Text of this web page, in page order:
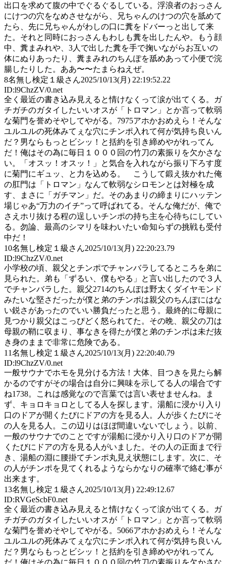
出口を求めて腹の中でぐるぐるしている。浮浪者のおっさん
にけつの穴をなめさせながら、兄ちゃんのけつの穴を舐めて
たら、先に兄ちゃんがわしの口に糞をドバーっと出して来
た。それと同時におっさんもわしも糞を出したんや。もう顔
中、糞まみれや、3人で出した糞を手で掬いながらお互いの
体にぬりあったり、糞まみれのちんぽを舐めあって小便で浣
腸したりした。ああ〜〜たまらねえぜ。
8名無し検定１級さん2025/10/13(月) 22:19:52.22
ID:l9ChzZV/0.net
全く最近の書き込み見えると情けなくって涙が出てくる。ガ
チガチのガタイしたいいオスが「トロマン」とか言って軟弱
な菊門を誉めそやしてやがる。7975アホかおめえら！そんな
ユルユルの死体みてぇな穴にチンポ入れて何が気持ち良いん
だ？男ならもっとビシッ！と括約を引き締めやがれってん
だ！俺はその為に毎日１０００回の竹刀の素振りを欠かさな
い。「オスッ！オスッ！」と気合を入れながら振り下ろす度
に菊門にギュッ、と力を込める。 こうして鍛え抜かれた俺
の肛門は「トロマン」なんて軟弱なシロモンとは対極を成
す、まさに「ガチマン」だ。そのあまりの締まりにハッテン
場じゃあ“万力のイチ”って呼ばれてる。そんな俺だが、俺で
さえホリ抜ける程の逞しいチンポの持ち主を心待ちにしてい
る。勿論、最高のシマリを味わいたい命知らずの挑戦も受付
中だ！
10名無し検定１級さん2025/10/13(月) 22:20:23.79
ID:l9ChzZV/0.net
小学校の頃、親父とチンポでチャンバラしてるところを弟に
見られた。弟も「ずるい、僕もやる」と言い出したので３人
でチャンバラした。親父2714のちんぽは野太くダイヤモンド
みたいな堅さだったが僕と弟のチンポは親父のちんぽにはな
い鋭さがあったのでいい勝負だったと思う。最終的に母親に
見つかり親父はこっぴどく怒られてた。その晩、親父の刀は
母親の鞘に収まり、事なきを得たが僕と弟のチンポは未だ抜
き身のままで非常に危険である。
11名無し検定１級さん2025/10/13(月) 22:20:40.79
ID:l9ChzZV/0.net
一般サウナでホモを見分ける方法！大体、目つきを見たら解
かるのですがその場合は自分に興味を示してる人の場合です
ね1738。これは感覚なので言葉では言い表せませんね。ま
ず、キョロキョロとしてる人を探します。湯船に浸かり入り
口のドアが開くたびにドアの方を見る人。人が歩くたびにそ
の人を見る人。この辺りはほぼ間違いないでしょう。以前、
一般のサウナでのことですが湯船に浸かり入り口のドアが開
くたびにドアの方を見る人がいました。その人の正面まで行
き、湯船の淵に腰掛てチンポ丸見え状態にします。次に、そ
の人がチンポを見てくれるようならかなりの確率で絡む事が
出来ます。
13名無し検定１級さん2025/10/13(月) 22:49:12.67
ID:RVGeScbF0.net
全く最近の書き込み見えると情けなくって涙が出てくる。ガ
チガチのガタイしたいいオスが「トロマン」とか言って軟弱
な菊門を誉めそやしてやがる。5066アホかおめえら！そんな
ユルユルの死体みてぇな穴にチンポ入れて何が気持ち良いん
だ？男ならもっとビシッ！と括約を引き締めやがれってん
だ！俺はその為に毎日１０００回の竹刀の素振りを欠かさな